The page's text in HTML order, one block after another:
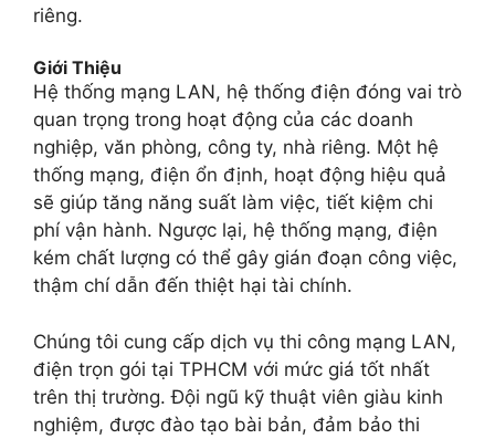
riêng.
Giới Thiệu
Hệ thống mạng LAN, hệ thống điện đóng vai trò
quan trọng trong hoạt động của các doanh
nghiệp, văn phòng, công ty, nhà riêng. Một hệ
thống mạng, điện ổn định, hoạt động hiệu quả
sẽ giúp tăng năng suất làm việc, tiết kiệm chi
phí vận hành. Ngược lại, hệ thống mạng, điện
kém chất lượng có thể gây gián đoạn công việc,
thậm chí dẫn đến thiệt hại tài chính.
Chúng tôi cung cấp dịch vụ thi công mạng LAN,
điện trọn gói tại TPHCM với mức giá tốt nhất
trên thị trường. Đội ngũ kỹ thuật viên giàu kinh
nghiệm, được đào tạo bài bản, đảm bảo thi